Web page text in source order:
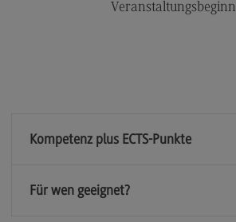
Veranstaltungsbeginn
Kompetenz plus ECTS-Punkte
Für wen geeignet?